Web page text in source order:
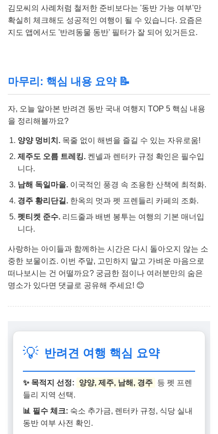
김모씨의 사례처럼 철저한 준비보다는 '동반 가능 여부'만
확실히 체크해도 성공적인 여행이 될 수 있습니다. 요즘은
지도 앱에서도 '반려동물 동반' 필터가 잘 되어 있거든요.
마무리: 핵심 내용 요약 📝
자, 오늘 알아본 반려견 동반 국내 여행지 TOP 5 핵심 내용
을 정리해볼까요?
양양 멍비치. 목줄 없이 해변을 즐길 수 있는 자유로움!
제주도 오름 트레킹. 켄넬과 렌터카 규정 확인은 필수입
니다.
남해 독일마을. 이국적인 풍경 속 조용한 산책에 최적화.
경주 황리단길. 한옥의 멋과 펫 프렌들리 카페의 조화.
펫티켓 준수. 리드줄과 배변 봉투는 여행의 기본 매너입
니다.
사랑하는 아이들과 함께하는 시간은 다시 돌아오지 않는 소
중한 보물이죠. 이번 주말, 고민하지 말고 가벼운 마음으로
떠나보시는 건 어떨까요? 궁금한 점이나 여러분만의 숨은
명소가 있다면 댓글로 공유해 주세요! 😊
💡 반려견 여행 핵심 요약
✨ 목적지 선정: 양양, 제주, 남해, 경주 등 펫 프렌
들리 지역 선택.
📊 필수 체크: 숙소 추가금, 렌터카 규정, 식당 실내
동반 여부 사전 확인.